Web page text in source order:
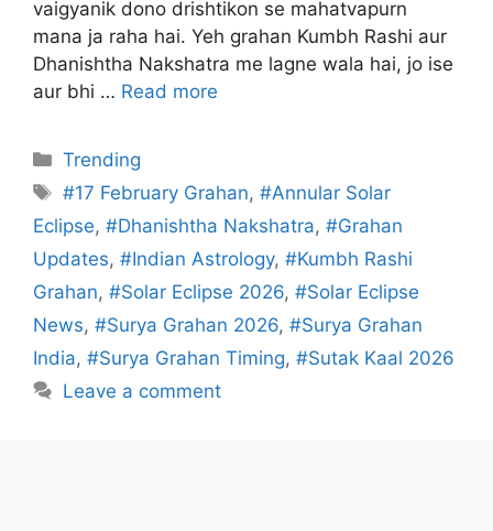
vaigyanik dono drishtikon se mahatvapurn
mana ja raha hai. Yeh grahan Kumbh Rashi aur
Dhanishtha Nakshatra me lagne wala hai, jo ise
aur bhi … Read more
Categories
Trending
Tags
#17 February Grahan,#Annular Solar
Eclipse, #Dhanishtha Nakshatra, #Grahan
Updates, #Indian Astrology, #Kumbh Rashi
Grahan, #Solar Eclipse 2026, #Solar Eclipse
News, #Surya Grahan 2026, #Surya Grahan
India, #Surya Grahan Timing, #Sutak Kaal 2026
Leave a comment